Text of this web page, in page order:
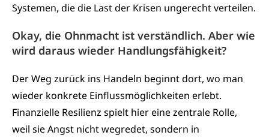
Systemen, die die Last der Krisen ungerecht verteilen.
Okay, die Ohnmacht ist verständlich. Aber wie
wird daraus wieder Handlungsfähigkeit?
Der Weg zurück ins Handeln beginnt dort, wo man
wieder konkrete Einflussmöglichkeiten erlebt.
Finanzielle Resilienz spielt hier eine zentrale Rolle,
weil sie Angst nicht wegredet, sondern in